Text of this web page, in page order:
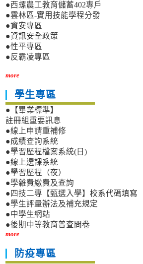
●西螺農工教育儲蓄402專戶
●雲林區-實用技能學程分發
●資安專區
●資訊安全政策
●性平專區
●反霸凌專區
more
學生專區
●【畢業標準】
註冊組重要訊息
●線上申請重補修
●成績查詢系統
●學習歷程檔案系統(日)
●線上選課系統
●學習歷程（夜）
●學雜費繳費及查詢
●四技二專【甄選入學】校系代碼填寫
●學生評量辦法及補充規定
●中學生網站
●後期中等教育普查問卷
more
防疫專區